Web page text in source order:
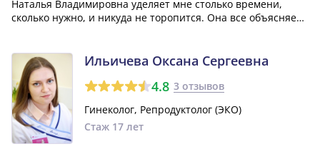
Наталья Владимировна уделяет мне столько времени,
сколько нужно, и никуда не торопится. Она все объясняет
деле.»
Ильичева Оксана Сергеевна
4.8 3 отзывов
Гинеколог, Репродуктолог (ЭКО)
Стаж 17 лет